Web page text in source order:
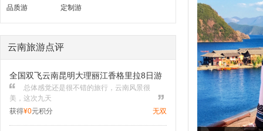
品质游
定制游
云南旅游点评
4飞云南昆明大理丽江西双版纳8日游
获得¥0元积分
全国双飞云南昆明大理丽江香格里拉8日游
总体感觉还是很不错的旅行，云南风景很
美，这次九天
无双
获得¥0元积分